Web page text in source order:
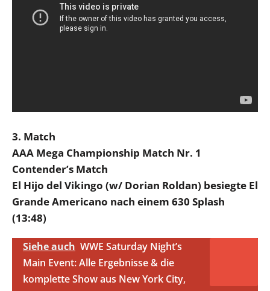
3. Match
AAA Mega Championship Match Nr. 1
Contender’s Match
El Hijo del Vikingo (w/ Dorian Roldan) besiegte El
Grande Americano nach einem 630 Splash
(13:48)
Siehe auch WWE Saturday Night’s
Main Event: Alle Ergebnisse & die
komplette Show aus New York City,